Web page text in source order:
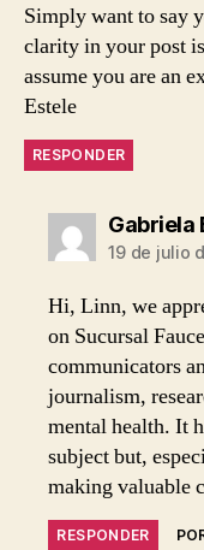
Simply want to say
clarity in your post
assume you are an
Estele
RESPONDER
Gabriela
19 de julio
Hi, Linn, we
on Sucursal
communicators
journalism,
mental health. It
subject but,
making valuable
RESPONDER